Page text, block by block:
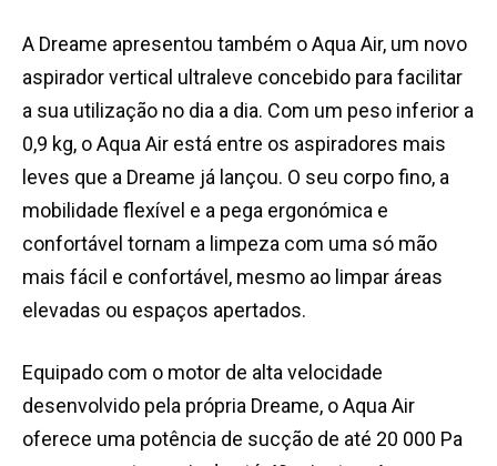
A Dreame apresentou também o Aqua Air, um novo
aspirador vertical ultraleve concebido para facilitar
a sua utilização no dia a dia. Com um peso inferior a
0,9 kg, o Aqua Air está entre os aspiradores mais
leves que a Dreame já lançou. O seu corpo fino, a
mobilidade flexível e a pega ergonómica e
confortável tornam a limpeza com uma só mão
mais fácil e confortável, mesmo ao limpar áreas
elevadas ou espaços apertados.
Equipado com o motor de alta velocidade
desenvolvido pela própria Dreame, o Aqua Air
oferece uma potência de sucção de até 20 000 Pa